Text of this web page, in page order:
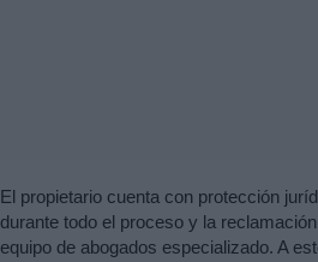
El propietario cuenta con protección
durante todo el proceso y la
equipo de abogados especializado. A